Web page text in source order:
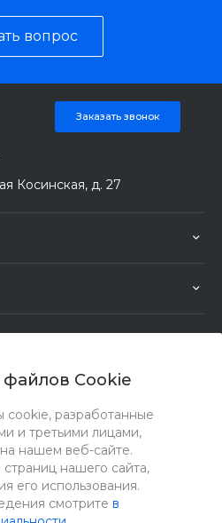
Cookie
разработанные
и третьими лицами,
нашем веб-сайте.
нашего сайта,
его использования.
смотрите в
вопрос
Заказать звонок
Косинская, д. 27
сетях